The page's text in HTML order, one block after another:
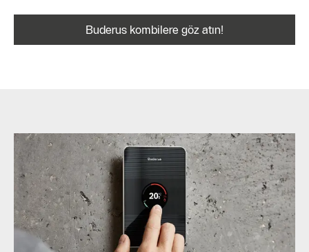
Buderus kombilere göz atın!